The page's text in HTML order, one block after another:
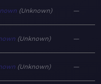
Unknown —
Unknown —
Unknown —